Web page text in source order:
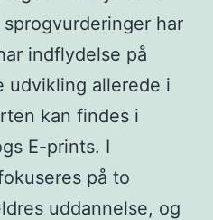
har
indflydelse på
udvikling allerede i
kan findes i
E-prints. I
på to
uddannelse, og